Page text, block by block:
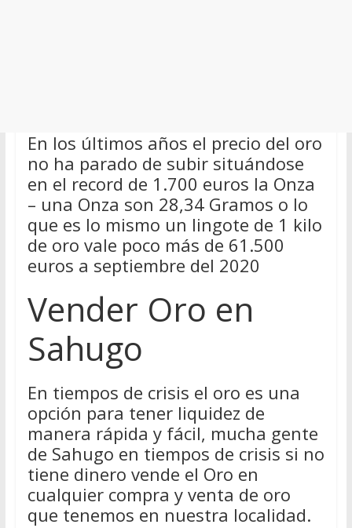
En los últimos años el precio del oro
no ha parado de subir situándose
en el record de 1.700 euros la Onza
– una Onza son 28,34 Gramos o lo
que es lo mismo un lingote de 1 kilo
de oro vale poco más de 61.500
euros a septiembre del 2020
Vender Oro en
Sahugo
En tiempos de crisis el oro es una
opción para tener liquidez de
manera rápida y fácil, mucha gente
de Sahugo en tiempos de crisis si no
tiene dinero vende el Oro en
cualquier compra y venta de oro
que tenemos en nuestra localidad.